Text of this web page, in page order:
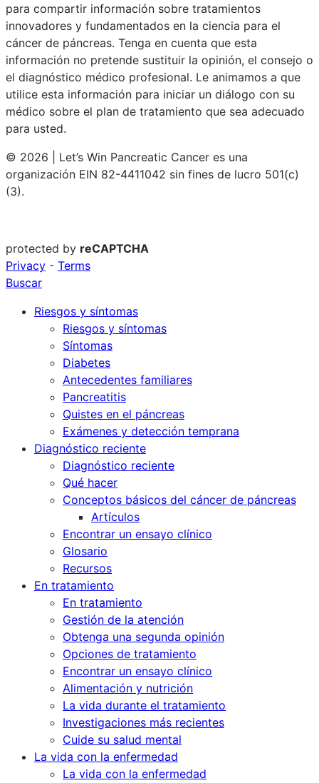
para compartir información sobre tratamientos
innovadores y fundamentados en la ciencia para el
cáncer de páncreas. Tenga en cuenta que esta
información no pretende sustituir la opinión, el consejo o
el diagnóstico médico profesional. Le animamos a que
utilice esta información para iniciar un diálogo con su
médico sobre el plan de tratamiento que sea adecuado
para usted.
© 2026 | Let’s Win Pancreatic Cancer es una
organización EIN 82-4411042 sin fines de lucro 501(c)
(3).
protected by reCAPTCHA
Privacy - Terms
Buscar
Riesgos y síntomas
Riesgos y síntomas
Síntomas
Diabetes
Antecedentes familiares
Pancreatitis
Quistes en el páncreas
Exámenes y detección temprana
Diagnóstico reciente
Diagnóstico reciente
Qué hacer
Conceptos básicos del cáncer de páncreas
Artículos
Encontrar un ensayo clínico
Glosario
Recursos
En tratamiento
En tratamiento
Gestión de la atención
Obtenga una segunda opinión
Opciones de tratamiento
Encontrar un ensayo clínico
Alimentación y nutrición
La vida durante el tratamiento
Investigaciones más recientes
Cuide su salud mental
La vida con la enfermedad
La vida con la enfermedad